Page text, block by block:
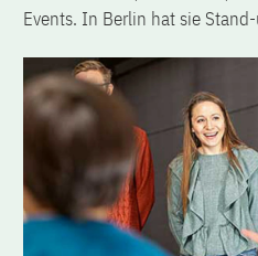
Events. In Berlin hat sie